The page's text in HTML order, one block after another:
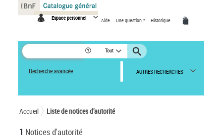
Espace personnel Aide Une question ? Historique
Tout
Recherche avancée AUTRES RECHERCHES
Accueil Liste de notices d’autorité
1 Notices d'autorité
Panneau de gestion des cookies